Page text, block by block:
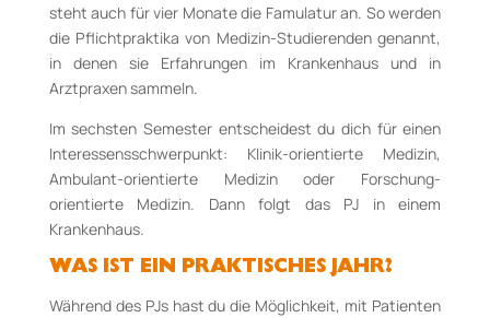
steht auch für vier Monate die Famulatur an. So werden
die Pflichtpraktika von Medizin-Studierenden genannt,
in denen sie Erfahrungen im Krankenhaus und in
Arztpraxen sammeln.
Im sechsten Semester entscheidest du dich für einen
Interessensschwerpunkt: Klinik-orientierte Medizin,
Ambulant-orientierte Medizin oder Forschung-
orientierte Medizin. Dann folgt das PJ in einem
Krankenhaus.
WAS IST EIN PRAKTISCHES JAHR?
Während des PJs hast du die Möglichkeit, mit Patienten